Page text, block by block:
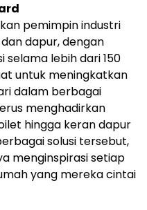
pemimpin industri
dapur, dengan
selama lebih dari 150
untuk meningkatkan
dalam berbagai
menghadirkan
hingga keran dapur
solusi tersebut,
menginspirasi setiap
yang mereka cintai